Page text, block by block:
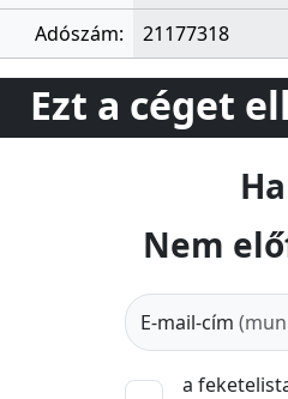
Adószám: 21177318
Ezt a céget
Nem
E-mail-cím
a